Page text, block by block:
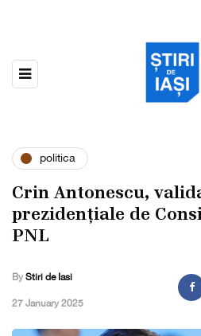
politica
Crin Antonescu,
prezidențiale de
PNL
By Stiri de Iasi
,27 January 2025